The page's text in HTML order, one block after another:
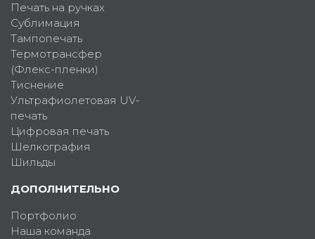
Печать на ручках
Сублимация
Тампопечать
Термотрансфер
(Флекс-пленки)
Тиснение
Ультрафиолетовая UV-
печать
Цифровая печать
Шелкография
Шильды
ДОПОЛНИТЕЛЬНО
Портфолио
Наша команда